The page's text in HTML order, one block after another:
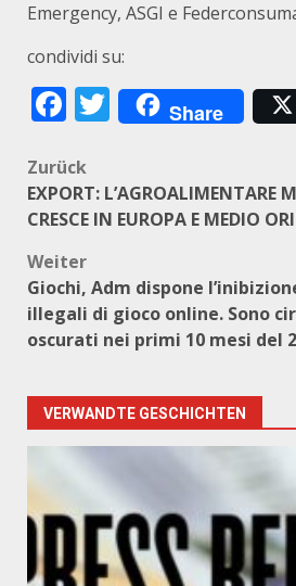
Emergency, ASGI e
condividi su:
Facebook
Twitter
Share
Beitragsnavigation
Zurück
EXPORT: L’AGROALIMENTARE
CRESCE IN EUROPA E MEDIO
Weiter
Giochi, Adm dispone
illegali di gioco online. Sono
oscurati nei primi 10 mesi del
VERWANDTE GESCHICHTEN